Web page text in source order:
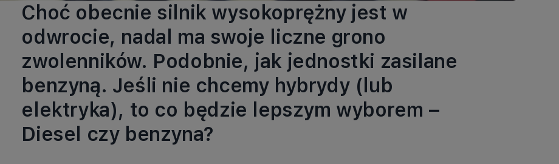
Choć obecnie silnik wysokoprężny jest w
odwrocie, nadal ma swoje liczne grono
zwolenników. Podobnie, jak jednostki zasilane
benzyną. Jeśli nie chcemy hybrydy (lub
elektryka), to co będzie lepszym wyborem –
Diesel czy benzyna?